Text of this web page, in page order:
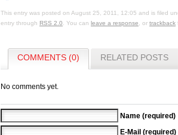
This entry was posted on August 25, 2011, 12:05 and is filed
entry through RSS 2.0 . You can leave a response , or trackback
COMMENTS (0) RELATED POSTS
No comments yet.
Name (required)
E-Mail (required)